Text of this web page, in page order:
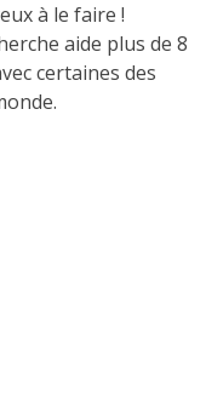
à le faire !
aide plus de 8
certaines des